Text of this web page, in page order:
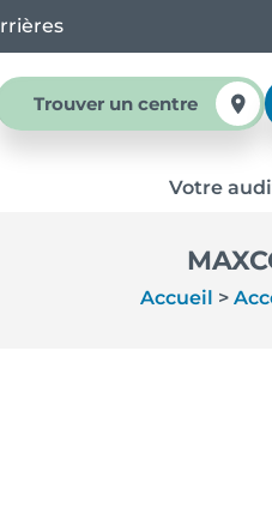
Trouver un centre
Votre
Accueil >